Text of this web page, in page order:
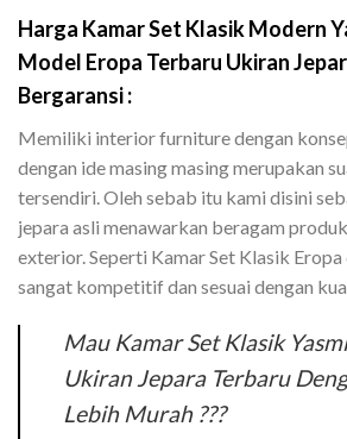
Harga Kamar Set Klasik Modern
Model Eropa Terbaru Ukiran
Bergaransi :
Memiliki interior furniture dengan
dengan ide masing masing merupakan
tersendiri. Oleh sebab itu kami disini
jepara asli menawarkan beragam
exterior. Seperti Kamar Set Klasik Eropa
sangat kompetitif dan sesuai dengan
Mau Kamar Set Klasik
Ukiran Jepara Terbaru
Lebih Murah ???